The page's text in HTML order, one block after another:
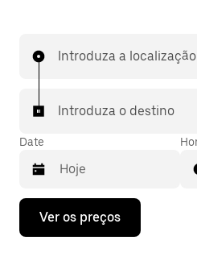
Introduza a localização
Introduza o destino
Date
Prima
tecla
Ver os preços